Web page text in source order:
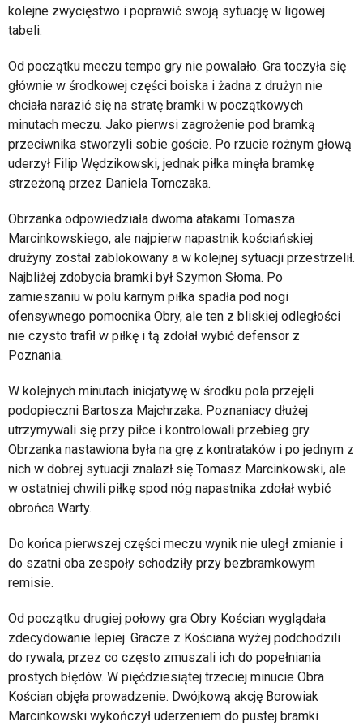
kolejne zwycięstwo i poprawić swoją sytuację w ligowej
tabeli.
Od początku meczu tempo gry nie powalało. Gra toczyła się
głównie w środkowej części boiska i żadna z drużyn nie
chciała narazić się na stratę bramki w początkowych
minutach meczu. Jako pierwsi zagrożenie pod bramką
przeciwnika stworzyli sobie goście. Po rzucie rożnym głową
uderzył Filip Wędzikowski, jednak piłka minęła bramkę
strzeżoną przez Daniela Tomczaka.
Obrzanka odpowiedziała dwoma atakami Tomasza
Marcinkowskiego, ale najpierw napastnik kościańskiej
drużyny został zablokowany a w kolejnej sytuacji przestrzelił.
Najbliżej zdobycia bramki był Szymon Słoma. Po
zamieszaniu w polu karnym piłka spadła pod nogi
ofensywnego pomocnika Obry, ale ten z bliskiej odległości
nie czysto trafił w piłkę i tą zdołał wybić defensor z
Poznania.
W kolejnych minutach inicjatywę w środku pola przejęli
podopieczni Bartosza Majchrzaka. Poznaniacy dłużej
utrzymywali się przy piłce i kontrolowali przebieg gry.
Obrzanka nastawiona była na grę z kontrataków i po jednym z
nich w dobrej sytuacji znalazł się Tomasz Marcinkowski, ale
w ostatniej chwili piłkę spod nóg napastnika zdołał wybić
obrońca Warty.
Do końca pierwszej części meczu wynik nie uległ zmianie i
do szatni oba zespoły schodziły przy bezbramkowym
remisie.
Od początku drugiej połowy gra Obry Kościan wyglądała
zdecydowanie lepiej. Gracze z Kościana wyżej podchodzili
do rywala, przez co często zmuszali ich do popełniania
prostych błędów. W pięćdziesiątej trzeciej minucie Obra
Kościan objęła prowadzenie. Dwójkową akcję Borowiak
Marcinkowski wykończył uderzeniem do pustej bramki